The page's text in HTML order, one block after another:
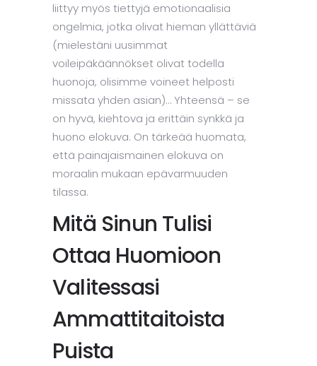
liittyy myös tiettyjä emotionaalisia
ongelmia, jotka olivat hieman yllättäviä
(mielestäni uusimmat
voileipäkäännökset olivat todella
huonoja, olisimme voineet helposti
missata yhden asian)… Yhteensä – se
on hyvä, kiehtova ja erittäin synkkä ja
huono elokuva. On tärkeää huomata,
että painajaismainen elokuva on
moraalin mukaan epävarmuuden
tilassa.
Mitä Sinun Tulisi
Ottaa Huomioon
Valitessasi
Ammattitaitoista
Puista